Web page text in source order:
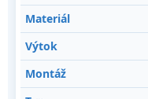
Materiál
Výtok
Montáž